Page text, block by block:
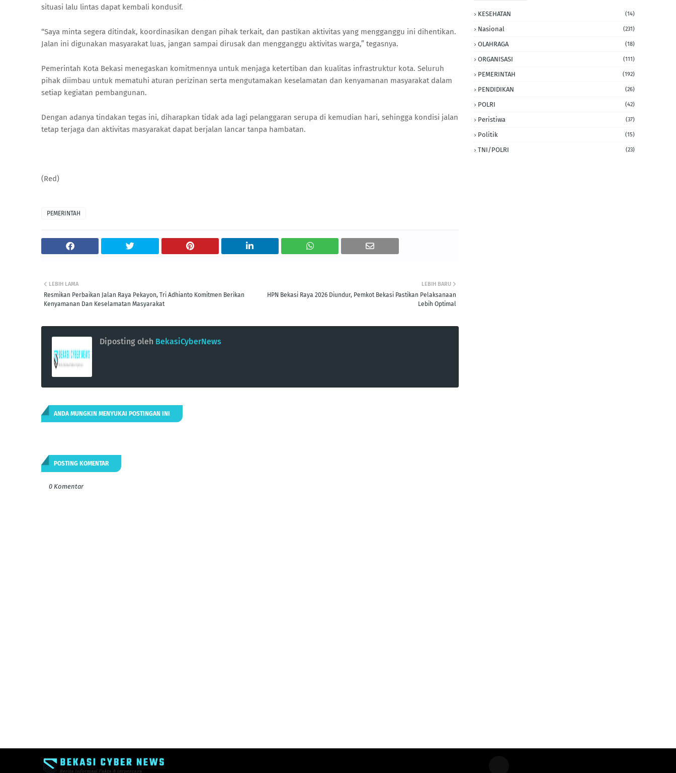
situasi lalu lintas dapat kembali kondusif.
“Saya minta segera ditindak, koordinasikan dengan pihak terkait, dan pastikan aktivitas yang mengganggu ini dihentikan.
Jalan ini digunakan masyarakat luas, jangan sampai dirusak dan mengganggu aktivitas warga,” tegasnya.
Pemerintah Kota Bekasi menegaskan komitmennya untuk menjaga ketertiban dan kualitas infrastruktur kota. Seluruh
pihak diimbau untuk mematuhi aturan perizinan serta mengutamakan keselamatan dan kenyamanan masyarakat dalam
setiap kegiatan pembangunan.
Dengan adanya tindakan tegas ini, diharapkan tidak ada lagi pelanggaran serupa di kemudian hari, sehingga kondisi jalan
tetap terjaga dan aktivitas masyarakat dapat berjalan lancar tanpa hambatan.
(Red)
PEMERINTAH
LEBIH BARU
HPN Bekasi Raya 2026 Diundur, Pemkot Bekasi Pastikan Pelaksanaan
Lebih Optimal
LEBIH LAMA
Resmikan Perbaikan Jalan Raya Pekayon, Tri Adhianto Komitmen Berikan
Kenyamanan Dan Keselamatan Masyarakat
Diposting oleh BekasiCyberNews
ANDA MUNGKIN MENYUKAI POSTINGAN INI
POSTING KOMENTAR
0 Komentar
KESEHATAN (14)
Nasional (231)
OLAHRAGA (18)
ORGANISASI (111)
PEMERINTAH (192)
PENDIDIKAN (26)
POLRI (42)
Peristiwa (37)
Politik (15)
TNI/POLRI (23)